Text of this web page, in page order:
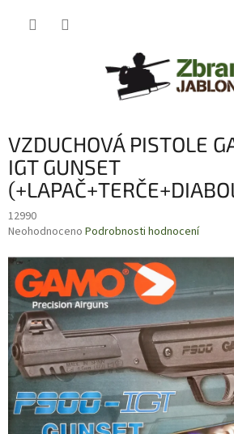
VZDUCHOVÁ PISTOLE
IGT GUNSET
12990
Průměrné
produktu
je
0,0
z
5
hvězdiček.
Neohodnoceno Podrobnosti hodnocení